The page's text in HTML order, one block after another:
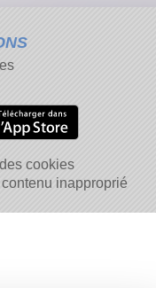
cookies
inapproprié